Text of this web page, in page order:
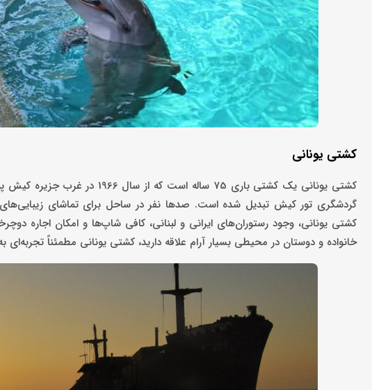
کشتی یونانی
کشتی یونانی یک کشتی باری 75
گردشگری تور کیش تبدیل شده است. صدها نفر در ساحل برای تماشای
کشتی یونانی، وجود رستوران‌های ایرانی و لبنانی، کافی شاپ‌ها و امکان اجاره
خانواده و دوستان در محیطی بسیار آرام علاقه دارید، کشتی یونانی مطمئناً تجربه‌ای